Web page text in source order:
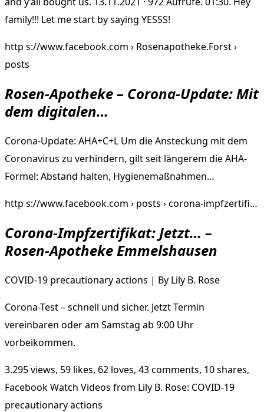
family!!! Let me start by saying YESSS!
http s://www.facebook.com › Rosenapotheke.Forst ›
posts
Rosen-Apotheke – Corona-Update: Mit
dem digitalen…
Corona-Update: AHA+C+L Um die Ansteckung mit dem
Coronavirus zu verhindern, gilt seit längerem die AHA-
Formel: Abstand halten, Hygienemaßnahmen…
http s://www.facebook.com › posts › corona-impfzertifi…
Corona-Impfzertifikat: Jetzt… –
Rosen-Apotheke Emmelshausen
COVID-19 precautionary actions | By Lily B. Rose
Corona-Test – schnell und sicher. Jetzt Termin
vereinbaren oder am Samstag ab 9:00 Uhr
vorbeikommen.
3.295 views, 59 likes, 62 loves, 43 comments, 10 shares,
Facebook Watch Videos from Lily B. Rose: COVID-19
precautionary actions